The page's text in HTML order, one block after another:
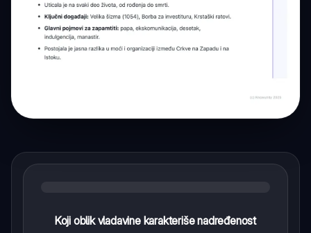
Koji oblik vladavine karakteriše nadređenost